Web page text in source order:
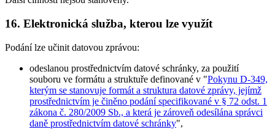
16. Elektronická služba, kterou lze využít
Podání lze učinit datovou zprávou:
odeslanou prostřednictvím datové schránky, za použití
souboru ve formátu a struktuře definované v "Pokynu D-349,
kterým se stanovuje formát a struktura datové zprávy, jejímž
prostřednictvím je činěno podání specifikované v § 72 odst. 1
zákona č. 280/2009 Sb., a která je zároveň odesílána správci
daně prostřednictvím datové schránky",